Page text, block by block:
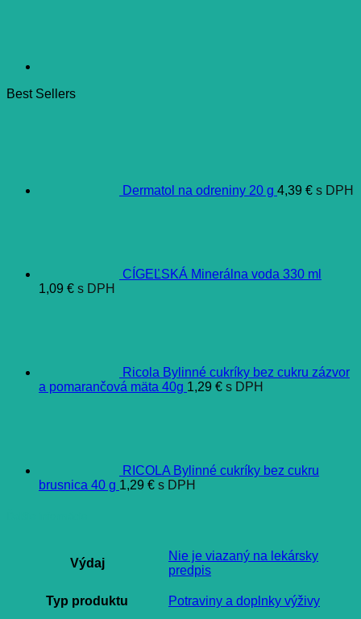
Best Sellers
Dermatol na odreniny 20 g 4,39 € s DPH
CÍGEĽSKÁ Minerálna voda 330 ml
1,09 € s DPH
Ricola Bylinné cukríky bez cukru zázvor
a pomarančová mäta 40g 1,29 € s DPH
RICOLA Bylinné cukríky bez cukru
brusnica 40 g 1,29 € s DPH
Výdaj
Nie je viazaný na lekársky
predpis
Typ produktu Potraviny a doplnky výživy